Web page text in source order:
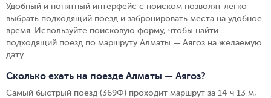
Удобный и понятный интерфейс с поиском позволят легко
выбрать подходящий поезд и забронировать места на удобное
время. Используйте поисковую форму, чтобы найти
подходящий поезд по маршруту Алматы — Аягоз на желаемую
дату.
Сколько ехать на поезде Алматы — Аягоз?
Самый быстрый поезд (369Ф) проходит маршрут за 14 ч 13 м,